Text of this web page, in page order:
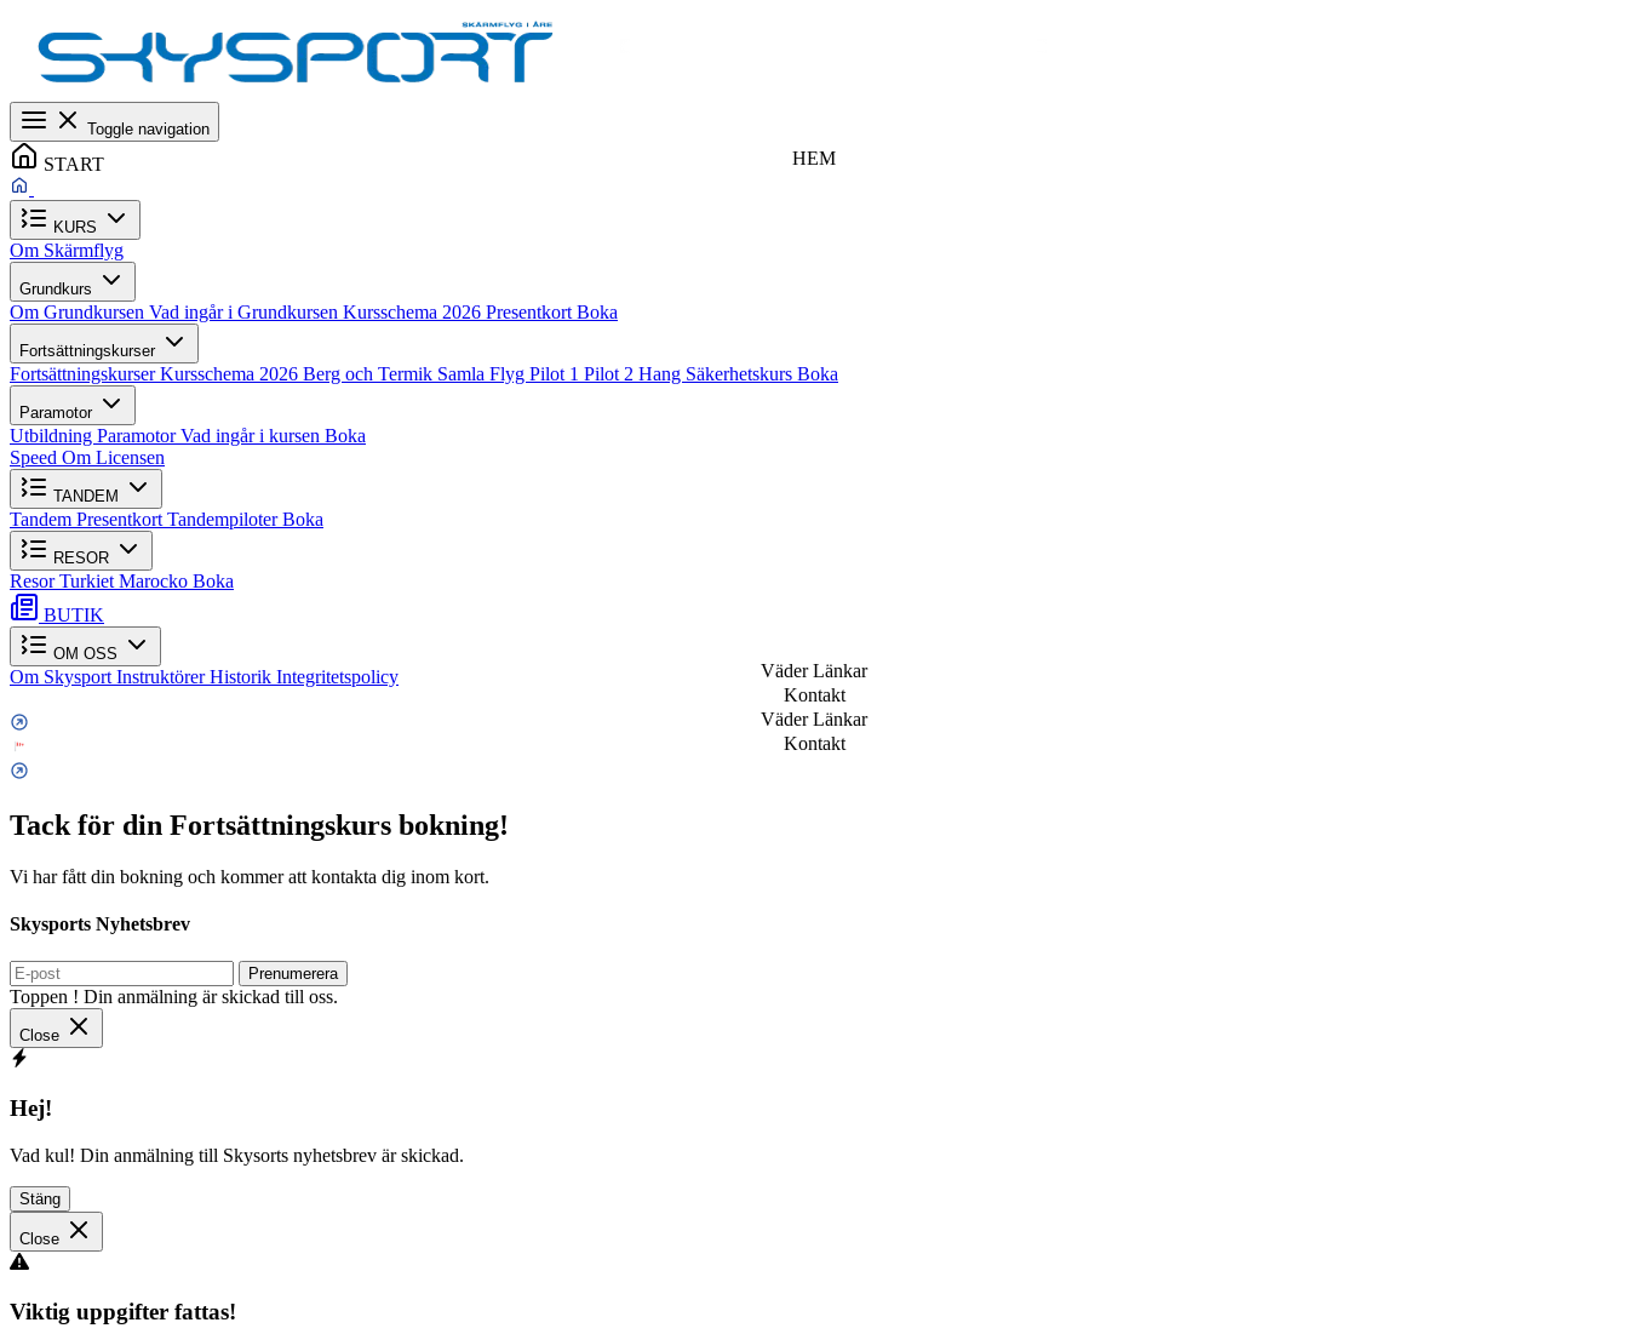
Toggle navigation
START HEM
KURS
Om Skärmflyg
Grundkurs
Om Grundkursen Vad ingår i Grundkursen Kursschema 2026 Presentkort Boka
Fortsättningskurser
FortsättningskurserKursschema 2026 Berg och Termik Samla Flyg Pilot 1 Pilot 2 Hang Säkerhetskurs Boka
Paramotor
Utbildning ParamotorVad ingår i kursen Boka
Speed Om Licensen
TANDEM
Tandem Presentkort TandempiloterBoka
RESOR
ResorTurkiet Marocko Boka
BUTIK
OM OSS
Om Skysport InstruktörerHistorik Integritetspolicy
Väder Länkar
Kontakt
Väder Länkar
Kontakt
Tack för din Fortsättningskurs bokning!
Vi har fått din bokning och kommer att kontakta dig inom kort.
Skysports Nyhetsbrev
Prenumerera
Toppen ! Din anmälning är skickad till oss.
Close
Hej!
Vad kul! Din anmälning till Skysorts nyhetsbrev är skickad.
Stäng
Close
Viktig uppgifter fattas!